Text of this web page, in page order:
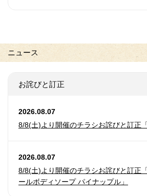
ニュース
お詫びと訂正
2026.08.07
8/8(土)より開催のチラシお詫びと訂正
2026.08.07
8/8(土)より開催のチラシお詫びと訂正
ールボディソープ パイナップル」